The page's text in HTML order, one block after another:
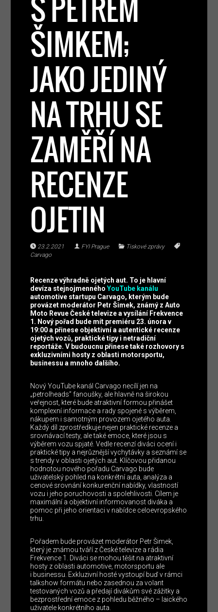
S PETREM
ŠIMKEM;
JAKO JEDINÝ
NA TRHU SE
ZAMĚŘÍ NA
RECENZE
OJETIN
23.2.2021 FYI Prague
Tiskové zprávy
Carvago
Recenze výhradně ojetých aut. To je hlavní
devíza stejnojmennéhoYouTube kanálu
automotive startupu Carvago, kterým bude
provázet moderátor Petr Šimek, známý z Auto
Moto Revue České televize a vysílání Frekvence
1. Nový pořad bude mít premiéru 23. února v
19:00 a přinese objektivní a autentické recenze
ojetých vozů, praktické tipy i netradiční
reportáže. V budoucnu přinese také rozhovory s
exkluzivními hosty z oblasti motorsportu,
businessu a mnoho dalšího.
Nový YouTube kanál Carvago necílí jen na
„petrolheads” fanoušky, ale hlavně na širokou
veřejnost, které bude atraktivní formou přinášet
komplexní informace a rady spojené s výběrem,
nákupem i samotným provozem ojetého auta.
Každý díl zprostředkuje nejen praktické recenze a
srovnávací testy, ale také emoce, které jsou s
výběrem vozu spjaté. Vedle recenzí diváci ocení i
praktické tipy a nejrůznější vychytávky a seznámí se
s trendy v oblasti ojetých aut. Klíčovou přidanou
hodnotou nového pořadu Carvago bude
uživatelský pohled na konkrétní auta, analýza a
cenové srovnání konkurenční nabídky, vlastností
vozu i jeho poruchovosti a spolehlivosti. Cílem je
maximální a objektivní informovanost diváka a
pomoc při jeho orientaci v nabídce celoevropského
trhu.
Pořadem bude provázet moderátor Petr Šimek,
který je známou tváří z České televize a rádia
Frekvence 1. Diváci se mohou těšit na atraktivní
hosty z oblasti automotive, motorsportu ale
i businessu. Exkluzivní hosté vystoupí buď v rámci
talkshow formátu nebo zasednou za volant
testovaných vozů a předají divákům své zážitky a
bezprostřední emoce z pohledu běžného – laického
uživatele konkrétního auta.